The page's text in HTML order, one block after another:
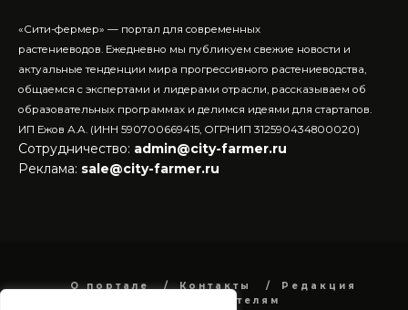
«Сити-фермер» — портал для современных
растениеводов. Ежедневно мы публикуем свежие новости и
актуальные тенденции мира прогрессивного растениеводства,
общаемся с экспертами и лидерами отрасли, рассказываем об
образовательных программах и делимся идеями для стартапов.
ИП Ежов А.А. (ИНН 590700669415, ОГРНИП 312590434800020)
Сотрудничество: admin@city-farmer.ru
Реклама: sale@city-farmer.ru
О портале Контакты
Редакция
Рекламодателям